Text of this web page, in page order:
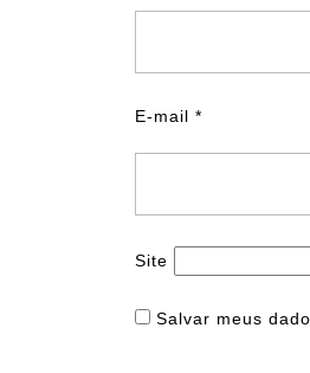
E-mail *
Site
Salvar meus